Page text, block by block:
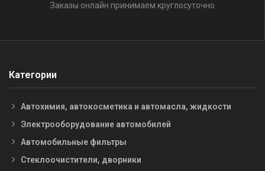
Заказы онлайн принимаем круглосуточно
Категории
Автохимия, автокосметика и автомасла, жидкости
Электрооборудование автомобилей
Автомобильные фильтры
Стеклоочистители, дворники